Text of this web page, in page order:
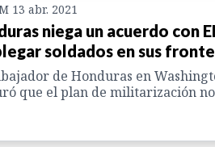
13 abr. 2021
niega un acuerdo con
soldados en sus
de Honduras en
que el plan de militarización